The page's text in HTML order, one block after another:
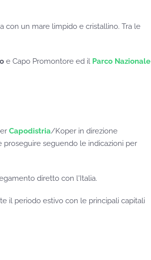
con un mare limpido e cristallino. Tra le
e Capo Promontore ed il Parco Nazionale
Capodistria/Koper in direzione
seguendo le indicazioni per
diretto con l'Italia.
il periodo estivo con le principali capitali